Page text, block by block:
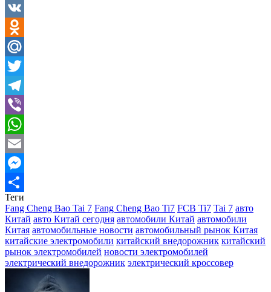
Facebook
VK
Odnoklassniki
Mail.Ru
Twitter
Telegram
Viber
WhatsApp
Email
Messenger
Отправить
Теги
Fang Cheng Bao Tai 7 Fang Cheng Bao Ti7 FCB Ti7 Tai 7 авто
Китай авто Китай сегодня автомобили Китай автомобили
Китая автомобильные новости автомобильный рынок Китая
китайские электромобили китайский внедорожник китайский
рынок электромобилей новости электромобилей
электрический внедорожник электрический кроссовер